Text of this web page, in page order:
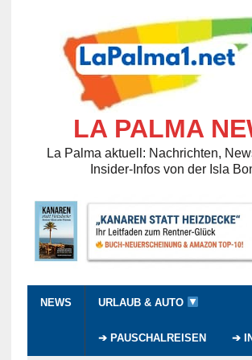
LA PALMA
La Palma aktuell: Nachrichten,
Insider-Infos von der Isla
NEWS URLAUB & AUTO
➔ PAUSCHALREISEN ➔